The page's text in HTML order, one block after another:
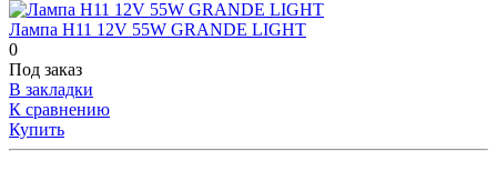
Лампа H11 12V 55W GRANDE LIGHT
0
Под заказ
В закладки
К сравнению
Купить